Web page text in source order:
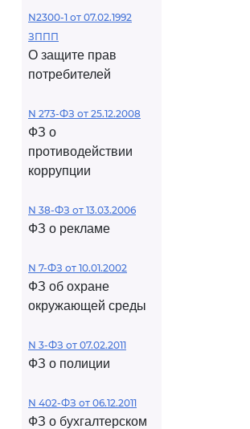
N2300-1 от 07.02.1992
ЗППП
О защите прав
потребителей
N 273-ФЗ от 25.12.2008
ФЗ о
противодействии
коррупции
N 38-ФЗ от 13.03.2006
ФЗ о рекламе
N 7-ФЗ от 10.01.2002
ФЗ об охране
окружающей среды
N 3-ФЗ от 07.02.2011
ФЗ о полиции
N 402-ФЗ от 06.12.2011
ФЗ о бухгалтерском